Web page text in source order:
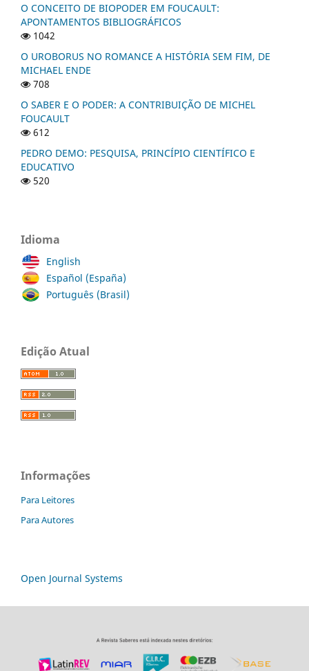
O CONCEITO DE BIOPODER EM FOUCAULT:
APONTAMENTOS BIBLIOGRÁFICOS
1042
O UROBORUS NO ROMANCE A HISTÓRIA SEM FIM, DE
MICHAEL ENDE
708
O SABER E O PODER: A CONTRIBUIÇÃO DE MICHEL
FOUCAULT
612
PEDRO DEMO: PESQUISA, PRINCÍPIO CIENTÍFICO E
EDUCATIVO
520
Idioma
English
Español (España)
Português (Brasil)
Edição Atual
Informações
Para Leitores
Para Autores
Open Journal Systems